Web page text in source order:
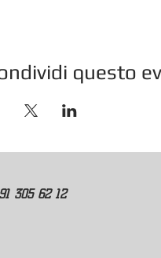
questo
91 305 62 12